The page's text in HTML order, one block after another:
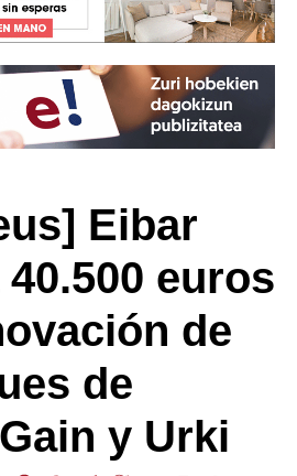
Eibar
euros
de
de
y Urki